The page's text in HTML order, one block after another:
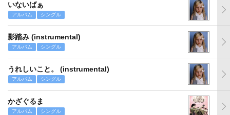
いないばぁ
アルバム シングル
影踏み (instrumental)
アルバム シングル
うれしいこと。 (instrumental)
アルバム シングル
かざぐるま
アルバム シングル